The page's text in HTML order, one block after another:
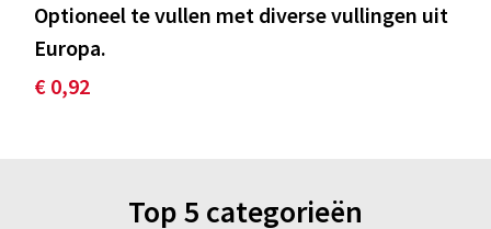
Optioneel te vullen met diverse vullingen uit
Europa.
€ 0,92
Top 5 categorieën